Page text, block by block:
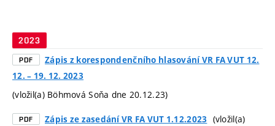
2023
PDF
Zápis z korespondenčního hlasování VR FA VUT 12.
12. – 19. 12. 2023
(vložil(a) Böhmová Soňa dne 20.12.23)
PDF Zápis ze zasedání VR FA VUT 1.12.2023
(vložil(a)